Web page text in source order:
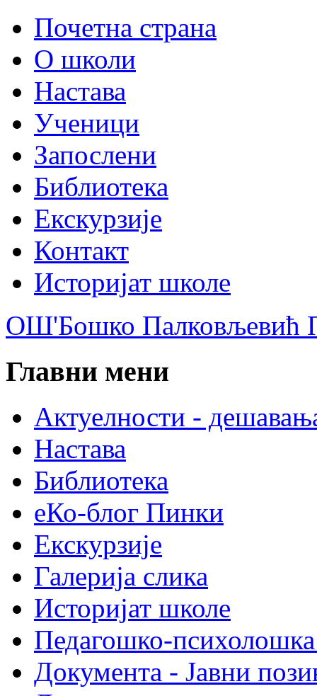
Почетна страна
О школи
Настава
Ученици
Запослени
Библиотека
Екскурзије
Контакт
Историјат школе
ОШ'Бошко Палковљевић
Главни мени
Актуелности -
Настава
Библиотека
еКо-блог Пинки
Екскурзије
Галерија слика
Историјат школе
Педагошко-психолошка
Документа - Јавни